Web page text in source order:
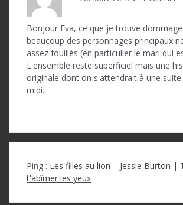
Bonjour Eva, ce que je trouve
beaucoup des personnages principaux
assez fouillés (en particulier le mari qui
L'ensemble reste superficiel mais une
originale dont on s'attendrait à une
midi.
Ping : Les filles au lion – Jessie Burton |
t'abîmer les yeux